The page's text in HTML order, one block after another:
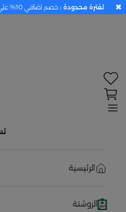
الرئيسية
الروشتة
لفترة محدودة : خصم اضافي 10% علي اول اوردر ليك بكوبون ✖